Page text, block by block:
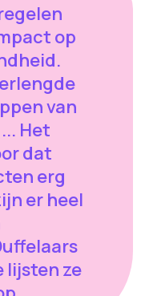
op
van
Het
dat
erg
er heel
lijsten ze